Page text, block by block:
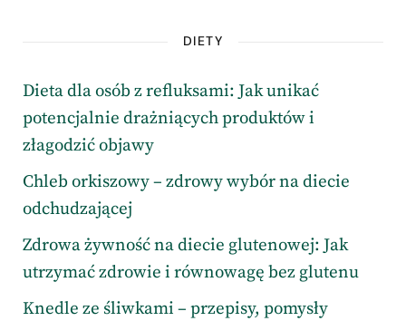
DIETY
Dieta dla osób z refluksami: Jak unikać
potencjalnie drażniących produktów i
złagodzić objawy
Chleb orkiszowy – zdrowy wybór na diecie
odchudzającej
Zdrowa żywność na diecie glutenowej: Jak
utrzymać zdrowie i równowagę bez glutenu
Knedle ze śliwkami – przepisy, pomysły